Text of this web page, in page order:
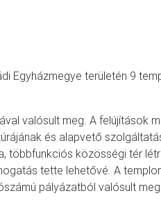
Egyházmegye területén 9
valósult meg. A felújítások
és alapvető
többfunkciós közösségi tér
tette lehetővé. A
pályázatból valósult